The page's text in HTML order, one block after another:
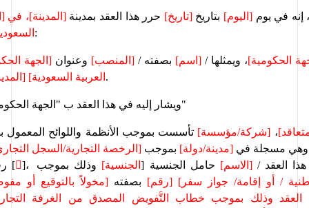
إنه في يوم [اليوم] بتاريخ [تاريخ] حرر هذا العقد بمدينة
وبين كل من:
الحكومية]، ويمثلها / [اسم] بصفته / [المنصب] وعنوان [الجهة
العربية السعودية] .
ويشار إليه في هذا العقدب "الجهة الحكومية"
، [شركة/مؤسسة] تأسست بموجب الأنظمة واللوائح
المعمول
وهي مسجلة في [مدينة/دولة] بموجب [الرخصة التجارية/السجل
رقم [ هذا العقد / [الاسم] حامل الجنسية [الجنسية]
/ أو إقامة/ جواز سفر] [رقم] بصفته